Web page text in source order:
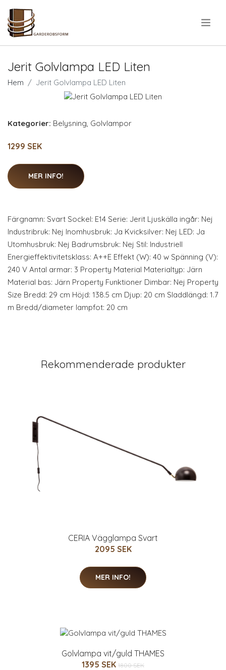
Jerit Golvlampa LED Liten
Hem Jerit Golvlampa LED Liten
Kategorier: Belysning Golvlampor
1299 SEK
MER INFO!
Färgnamn: Svart Sockel: E14 Serie: Jerit Ljuskälla ingår: Nej
Industribruk: Nej Inomhusbruk: Ja Kvicksilver: Nej LED: Ja
Utomhusbruk: Nej Badrumsbruk: Nej Stil: Industriell
Energieffektivitetsklass: A++E Effekt (W): 40 w Spänning (V):
240 V Antal armar: 3 Property Material Materialtyp: Järn
Material bas: Järn Property Funktioner Dimbar: Nej Property
Size Bredd: 29 cm Höjd: 138.5 cm Djup: 20 cm Sladdlängd: 1.7
m Bredd/diameter lampfot: 20 cm
Rekommenderade produkter
CERIA Vägglampa Svart
2095 SEK
MER INFO!
Golvlampa vit/guld THAMES
1395 SEK 1800 SEK